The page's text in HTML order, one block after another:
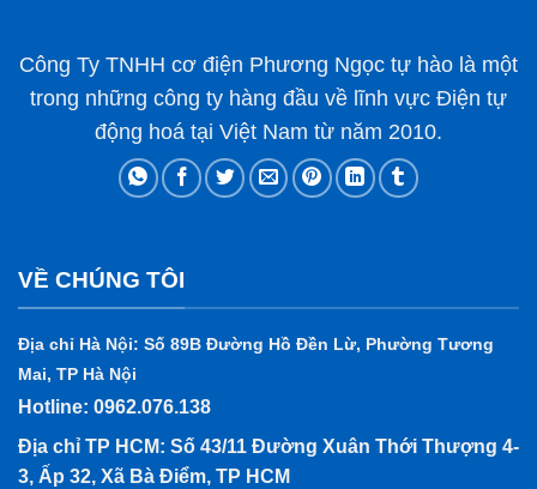
Công Ty TNHH cơ điện Phương Ngọc tự hào là một
trong những công ty hàng đầu về lĩnh vực Điện tự
động hoá tại Việt Nam từ năm 2010.
VỀ CHÚNG TÔI
Địa chỉ Hà Nội: Số 89B Đường Hồ Đền Lừ, Phường Tương
Mai, TP Hà Nội
Hotline: 0962.076.138
Địa chỉ TP HCM: Số 43/11 Đường Xuân Thới Thượng 4-
3, Ấp 32, Xã Bà Điểm, TP HCM